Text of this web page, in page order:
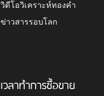
วิดีโอวิเคราะห์ทองคำ
ข่าวสารรอบโลก
เวลาทำการซื้อขาย